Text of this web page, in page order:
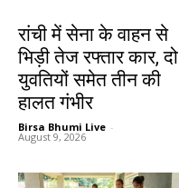
रांची में सेना के वाहन से
भिड़ी तेज रफ्तार कार, दो
युवतियों समेत तीन की
हालत गंभीर
Birsa Bhumi Live -
August 9, 2026